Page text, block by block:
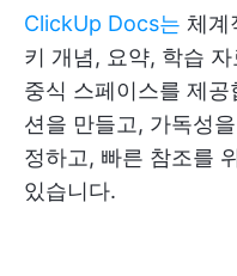
ClickUp Docs는 체계
키 개념, 요약, 학습
중식 스페이스를 제
션을 만들고, 가독성
정하고, 빠른 참조를
있습니다.